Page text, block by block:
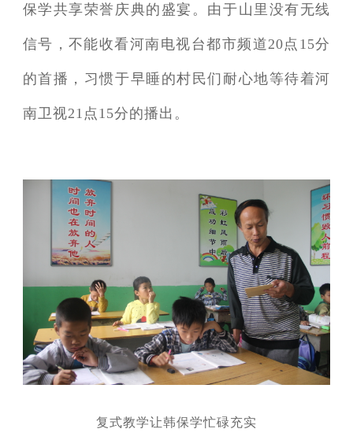
保学共享荣誉庆典的盛宴。由于山里没有无线
信号，不能收看河南电视台都市频道20点15分
的首播，习惯于早睡的村民们耐心地等待着河
南卫视21点15分的播出。
复式教学让韩保学忙碌充实